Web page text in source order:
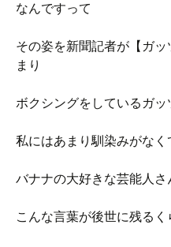
なんですって
その姿を新聞記者が【ガ
まり
ボクシングをしているガ
私にはあまり馴染みがなく
バナナの大好きな芸能人
こんな言葉が後世に残るく